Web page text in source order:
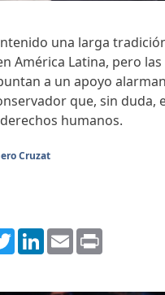
una larga
América Latina, pero
a un apoyo
que, sin duda,
humanos.
Cruzat
TwitterLinkedIn
Email